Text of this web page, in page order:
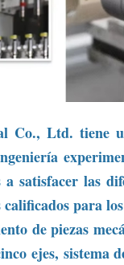
Co., Ltd. tiene
satisfacer las
para
de piezas
ejes, sistema